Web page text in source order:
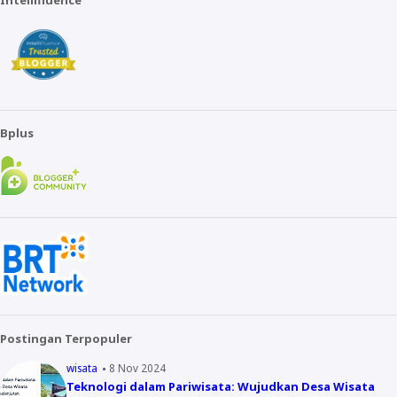
Bplus
Postingan Terpopuler
wisata 8 Nov 2024
Teknologi dalam Pariwisata: Wujudkan Desa Wisata